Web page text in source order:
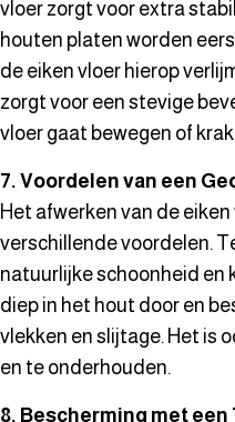
vloer zorgt voor extra
houten platen worden
de eiken vloer hierop
zorgt voor een stevige
vloer gaat bewegen of
7. Voordelen van een
Het afwerken van de
verschillende voordelen.
natuurlijke schoonheid en
diep in het hout door en
vlekken en slijtage. Het is
en te onderhouden.
8. Bescherming met een